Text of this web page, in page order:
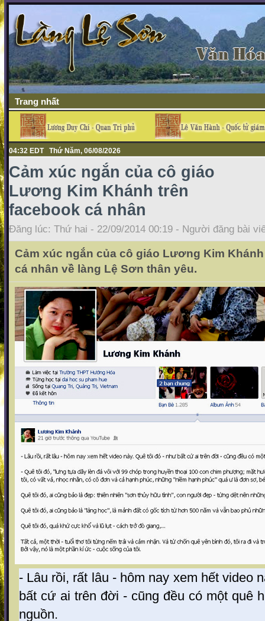
Trang nhất
04:32 EDT Thứ Năm, 06/08/2026
Cảm xúc ngắn của cô giáo
Lương Kim Khánh trên
facebook cá nhân
Đăng lúc: Thứ hai - 22/09/2014 00:19 - Người đăng bài
Cảm xúc ngắn của cô giáo Lương Kim
cá nhân về làng Lệ Sơn thân yêu.
- Lâu rồi, rất lâu - hôm nay xem hết video
bất cứ ai trên đời - cũng đều có một quê
nguồn.